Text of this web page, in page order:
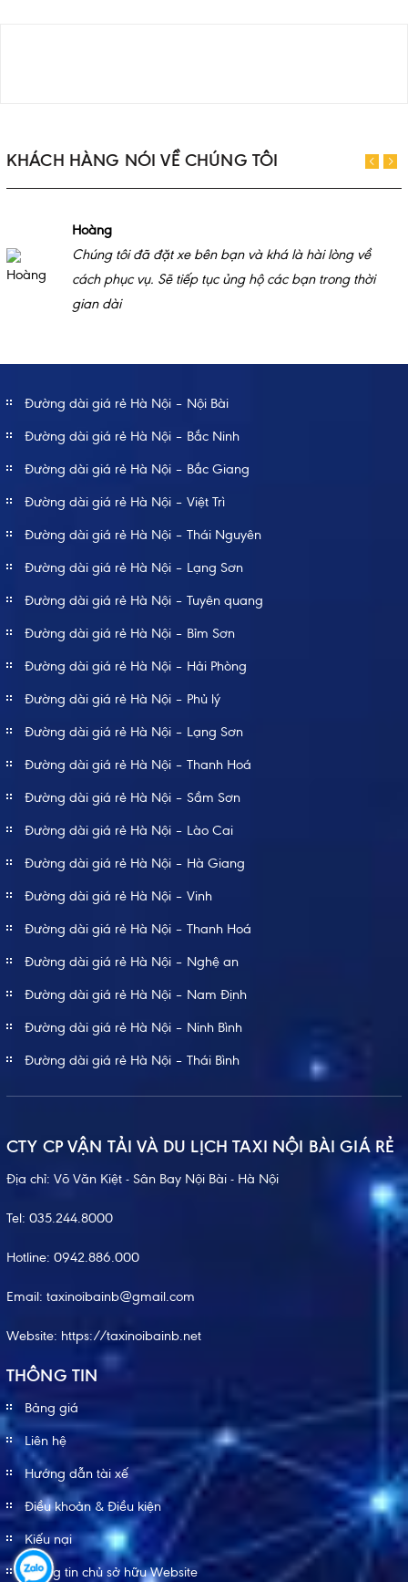
KHÁCH HÀNG NÓI VỀ CHÚNG TÔI
Hoàng
Chúng tôi đã đặt xe bên bạn và khá là hài lòng về
cách phục vụ. Sẽ tiếp tục ủng hộ các bạn trong thời
gian dài
Đường dài giá rẻ Hà Nội – Nội Bài
Đường dài giá rẻ Hà Nội – Bắc Ninh
Đường dài giá rẻ Hà Nội – Bắc Giang
Đường dài giá rẻ Hà Nội – Việt Trì
Đường dài giá rẻ Hà Nội – Thái Nguyên
Đường dài giá rẻ Hà Nội – Lạng Sơn
Đường dài giá rẻ Hà Nội – Tuyên quang
Đường dài giá rẻ Hà Nội – Bỉm Sơn
Đường dài giá rẻ Hà Nội – Hải Phòng
Đường dài giá rẻ Hà Nội – Phủ lý
Đường dài giá rẻ Hà Nội – Lạng Sơn
Đường dài giá rẻ Hà Nội – Thanh Hoá
Đường dài giá rẻ Hà Nội – Sầm Sơn
Đường dài giá rẻ Hà Nội – Lào Cai
Đường dài giá rẻ Hà Nội – Hà Giang
Đường dài giá rẻ Hà Nội – Vinh
Đường dài giá rẻ Hà Nội – Thanh Hoá
Đường dài giá rẻ Hà Nội – Nghệ an
Đường dài giá rẻ Hà Nội – Nam Định
Đường dài giá rẻ Hà Nội – Ninh Bình
Đường dài giá rẻ Hà Nội – Thái Bình
CTY CP VẬN TẢI VÀ DU LỊCH TAXI NỘI BÀI GIÁ RẺ
Địa chỉ: Võ Văn Kiệt - Sân Bay Nội Bài - Hà Nội
Tel: 035.244.8000
Hotline: 0942.886.000
Email: taxinoibainb@gmail.com
Website: https://taxinoibainb.net
THÔNG TIN
Bảng giá
Liên hệ
Hướng dẫn tài xế
Điều khoản & Điều kiện
Kiếu nại
Thông tin chủ sở hữu Website